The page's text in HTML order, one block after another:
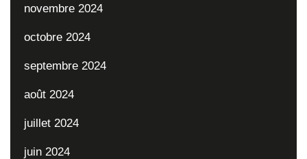
novembre 2024
octobre 2024
septembre 2024
août 2024
juillet 2024
juin 2024